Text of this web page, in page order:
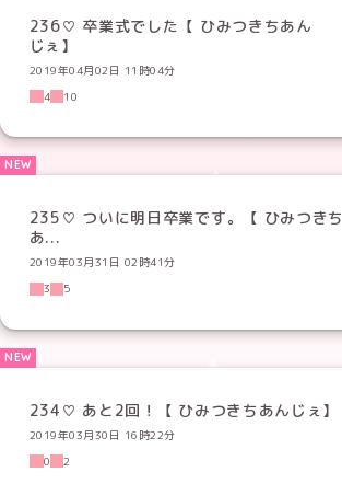
236♡ 卒業式でした【 ひみつきちあん
じぇ】
2019年04月02日 11時04分
4
10
235♡ ついに明日卒業です。【 ひみつきち
あ...
2019年03月31日 02時41分
3
5
234♡ あと2回！【 ひみつきちあんじぇ】
2019年03月30日 16時22分
0
2